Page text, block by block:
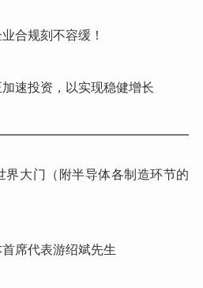
合规刻不容缓！
速投资，以实现稳健增长
界大门（附半导体各制造环节的
席代表游绍斌先生